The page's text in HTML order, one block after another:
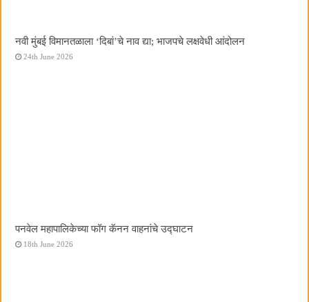
नवी मुंबई विमानतळाला ‌‘दिबां‌’चे नाव द्या; भाजपचे लक्षवेधी आंदोलन
24th June 2026
पनवेल महापालिकेच्या फॉग कॅनन वाहनांचे उद्घाटन
18th June 2026